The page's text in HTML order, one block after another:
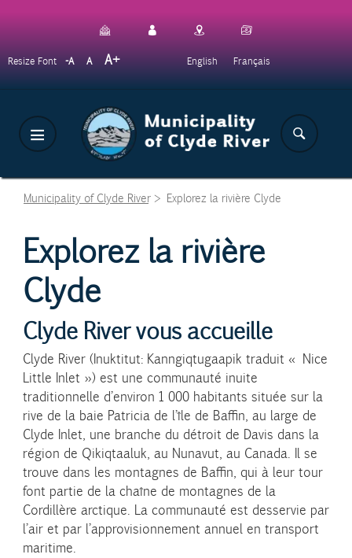
content
Resize Font A Decrease
A Reset
AIncrease
font
English Français
Municipality of Clyde River> Explorez la rivière Clyde
Explorez la rivière
Clyde
Clyde River vous accueille
Clyde River (Inuktitut: Kanngiqtugaapik traduit « Nice
Little Inlet ») est une communauté inuite
traditionnelle d’environ 1 000 habitants située sur la
rive de la baie Patricia de l’île de Baffin, au large de
Clyde Inlet, une branche du détroit de Davis dans la
région de Qikiqtaaluk, au Nunavut, au Canada. Il se
trouve dans les montagnes de Baffin, qui à leur tour
font partie de la chaîne de montagnes de la
Cordillère arctique. La communauté est desservie par
l’air et par l’approvisionnement annuel en transport
maritime.